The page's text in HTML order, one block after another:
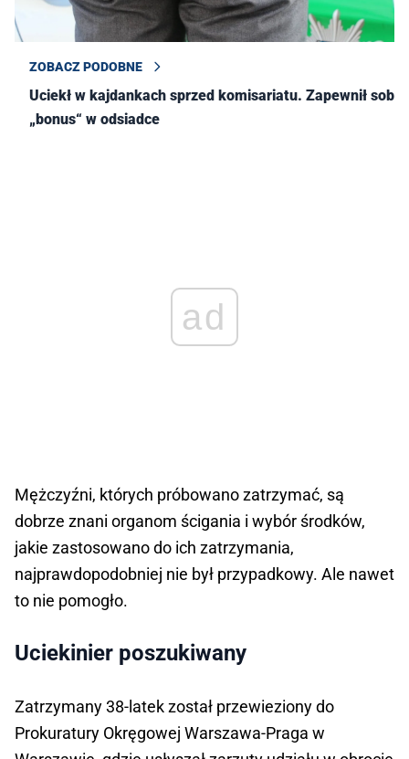
ZOBACZ PODOBNE
Uciekł w kajdankach sprzed komisariatu. Zapewnił sobie
„bonus“ w odsiadce
ad
Mężczyźni, których próbowano zatrzymać, są
dobrze znani organom ścigania i wybór środków,
jakie zastosowano do ich zatrzymania,
najprawdopodobniej nie był przypadkowy. Ale nawet
to nie pomogło.
Uciekinier poszukiwany
Zatrzymany 38-latek został przewieziony do
Prokuratury Okręgowej Warszawa-Praga w